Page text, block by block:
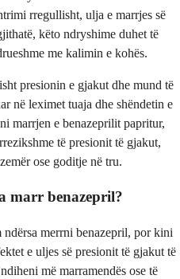
rregullisht, ulja e marrjes së
këto ndryshime duhet të
me kalimin e kohës.
presionin e gjakut dhe mund të
në leximet tuaja dhe shëndetin e
marrjen e benazeprilit papritur,
të presionit të gjakut,
ose goditje në tru.
marr benazepril?
merrni benazepril, por kini
e uljes së presionit të gjakut të
më marramendës ose të